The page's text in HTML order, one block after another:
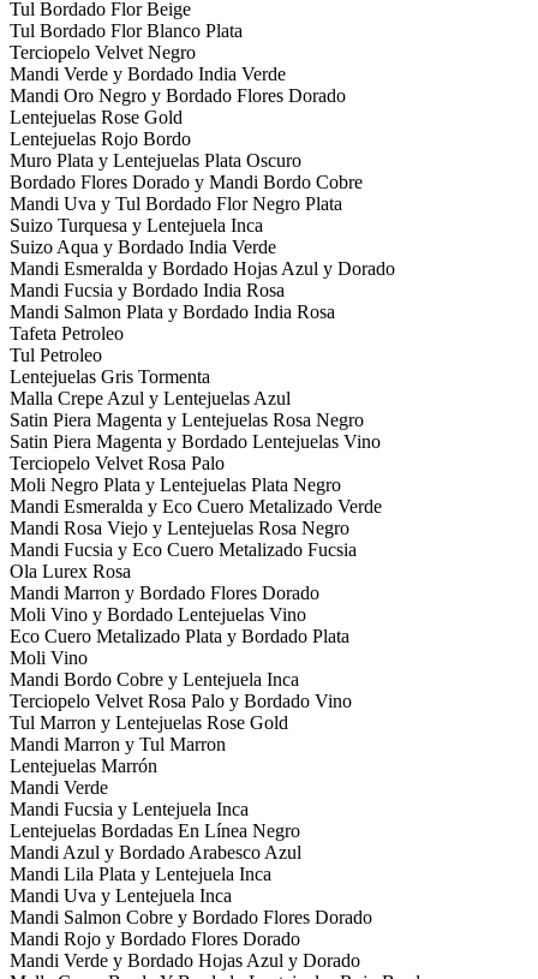
Tul Bordado Flor Beige
Tul Bordado Flor Blanco Plata
Terciopelo Velvet Negro
Mandi Verde y Bordado India Verde
Mandi Oro Negro y Bordado Flores Dorado
Lentejuelas Rose Gold
Lentejuelas Rojo Bordo
Muro Plata y Lentejuelas Plata Oscuro
Bordado Flores Dorado y Mandi Bordo Cobre
Mandi Uva y Tul Bordado Flor Negro Plata
Suizo Turquesa y Lentejuela Inca
Suizo Aqua y Bordado India Verde
Mandi Esmeralda y Bordado Hojas Azul y Dorado
Mandi Fucsia y Bordado India Rosa
Mandi Salmon Plata y Bordado India Rosa
Tafeta Petroleo
Tul Petroleo
Lentejuelas Gris Tormenta
Malla Crepe Azul y Lentejuelas Azul
Satin Piera Magenta y Lentejuelas Rosa Negro
Satin Piera Magenta y Bordado Lentejuelas Vino
Terciopelo Velvet Rosa Palo
Moli Negro Plata y Lentejuelas Plata Negro
Mandi Esmeralda y Eco Cuero Metalizado Verde
Mandi Rosa Viejo y Lentejuelas Rosa Negro
Mandi Fucsia y Eco Cuero Metalizado Fucsia
Ola Lurex Rosa
Mandi Marron y Bordado Flores Dorado
Moli Vino y Bordado Lentejuelas Vino
Eco Cuero Metalizado Plata y Bordado Plata
Moli Vino
Mandi Bordo Cobre y Lentejuela Inca
Terciopelo Velvet Rosa Palo y Bordado Vino
Tul Marron y Lentejuelas Rose Gold
Mandi Marron y Tul Marron
Lentejuelas Marrón
Mandi Verde
Mandi Fucsia y Lentejuela Inca
Lentejuelas Bordadas En Línea Negro
Mandi Azul y Bordado Arabesco Azul
Mandi Lila Plata y Lentejuela Inca
Mandi Uva y Lentejuela Inca
Mandi Salmon Cobre y Bordado Flores Dorado
Mandi Rojo y Bordado Flores Dorado
Mandi Verde y Bordado Hojas Azul y Dorado